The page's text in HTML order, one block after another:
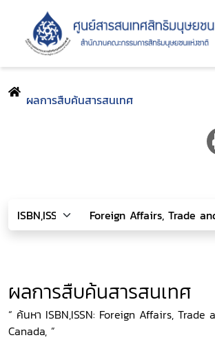
ผลการสืบค้นสารสนเทศ
ผลการสืบค้นสารสนเทศ
“ ค้นหา ISBN,ISSN: Foreign Affairs, Trade
Canada, ”